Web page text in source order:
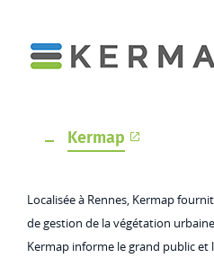
Kermap
Localisée à Rennes, Kermap
de gestion de la végétation
Kermap informe le grand public et